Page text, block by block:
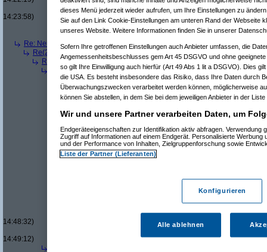
Re(19): Neue
14:23:58)
Re(5): Neue Auflösung: 5120x1600
Re(6): Neue Auflösung: 5120x1600(Pervasiveam
Re: Neue Auflösung: 5120x1600(w114/115 am 11.07.2006, 13:53:45)
Re(2): Neue Auflösung: 5120x1600
Pervasiveam 11.07.2006,
Re(3): Neue Auflösung: 5120x1600(gravedam 11.07.2006,
Re(4): Neue Auflösung: 5120x1600(Pervasiveam 11.07.2006,
Re(5): Neue Auflösung: 5120x1600(gravedam 11.07.2006,
Re(6): Neue Auflösung: 5120x1600(Pervasiveam
Re(7): Neue Auflösung: 5120x1600(gravedam
Re(9): Neue Auflösung: 5120x1600(gravedam
Re(11): Neue Auflösung: 5120x1600(graved
Re(12): Neue Auflösung: 5120x1600(MikE_
Re(13): Neue Auflösung: 5120x1600
Re(14): Neue Auflösung: 5120x1600
Re(15): Neue Auflösung: 5120x1600
Re(13): Neue Auflösung: 5120x1600
Re(14): Neue Auflösung: 5120x1600
Re(15): Neue Auflösung: 5120x1600
Re(16): Neue Auflösung:
14:48:32)
Re(17): Neue Auflösung:
14:49:12)
dieses Menü jederzeit wieder aufrufen, um Ihre Einstellungen zu
Sie auf den Link Cookie-Einstellungen am unteren Rand der Webseite
unseres Website. Weitere Informationen finden Sie in unserer
Sofern Ihre getroffenen Einstellungen auch Anbieter umfassen, die
Angemessenheitsbeschlusses gem Art 45 DSGVO und ohne
so gilt Ihre Einwilligung auch hierfür (Art 49 Abs 1 lit a DSGVO). Dies
die USA. Es besteht insbesondere das Risiko, dass Ihre Daten durch
Überwachungszwecken verarbeitet werden können, möglicherweise
können Sie abstellen, in dem Sie bei dem jeweiligen Anbieter in der
Wir und unsere Partner verarbeiten Daten, um
Endgeräteeigenschaften zur Identifikation aktiv abfragen. Verwendung
Zugriff auf Informationen auf einem Endgerät. Personalisierte Werbung
und der Performance von Inhalten, Zielgruppenforschung sowie
Liste der Partner (Lieferanten)
Konfigurieren
Alle ablehnen